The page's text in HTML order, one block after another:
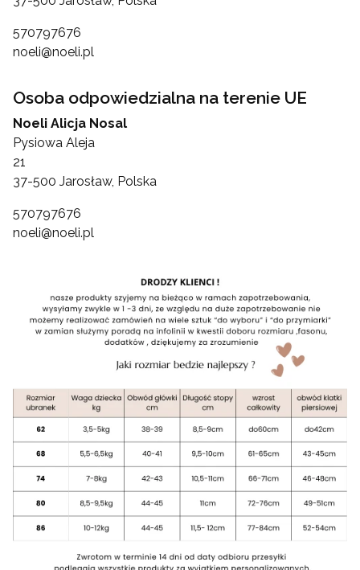
570797676
noeli@noeli.pl
Osoba odpowiedzialna na terenie UE
Noeli Alicja Nosal
Pysiowa Aleja
21
37-500 Jarosław, Polska
570797676
noeli@noeli.pl